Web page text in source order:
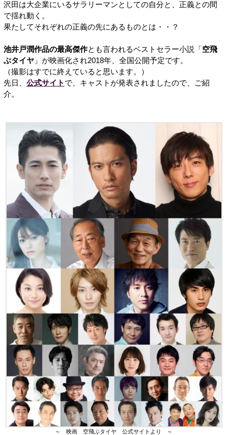
沢田は大企業にいるサラリーマンとしての自分と、正義との間
で揺れ動く。
果たしてそれぞれの正義の先にあるものとは・・？
池井戸潤作品の最高傑作とも言われるベストセラー小説「 空飛
ぶタイヤ」が映画化され2018年、全国公開予定です。
（撮影はすでに終えていると思います。）
先日、 公式サイト で、キャストが発表されましたので、ご紹
介。
～ 映画 空飛ぶタイヤ 公式サイトより ～